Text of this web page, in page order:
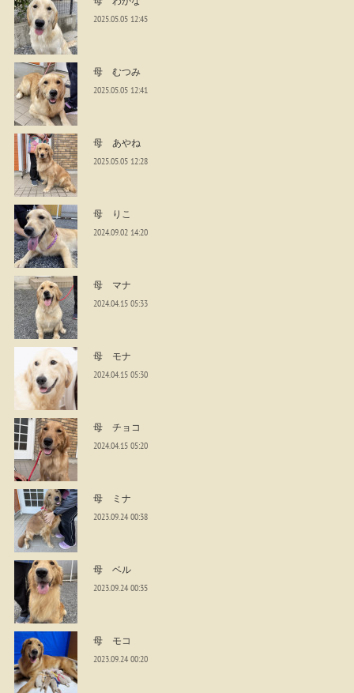
2025.05.05 12:45
母 むつみ
2025.05.05 12:41
母 あやね
2025.05.05 12:28
母 りこ
2024.09.02 14:20
母 マナ
2024.04.15 05:33
母 モナ
2024.04.15 05:30
母 チョコ
2024.04.15 05:20
母 ミナ
2023.09.24 00:38
母 ベル
2023.09.24 00:35
母 モコ
2023.09.24 00:20